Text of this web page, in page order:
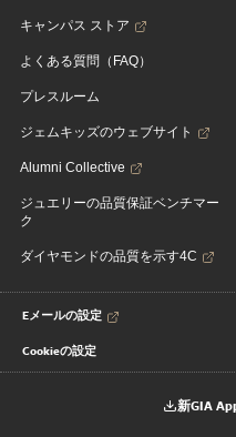
キャンパス ストア
よくある質問（FAQ）
プレスルーム
ジェムキッズのウェブサイト
Alumni Collective
ジュエリーの品質保証ベンチマー
ク
ダイヤモンドの品質を示す4C
Eメールの設定
Cookieの設定
新GIA